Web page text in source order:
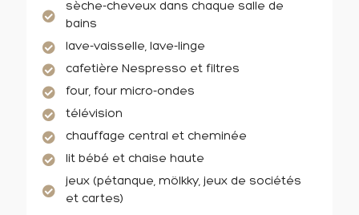
sèche-cheveux dans chaque salle de
bains
lave-vaisselle, lave-linge
cafetière Nespresso et filtres
four, four micro-ondes
télévision
chauffage central et cheminée
lit bébé et chaise haute
jeux (pétanque, mölkky, jeux de sociétés
et cartes)